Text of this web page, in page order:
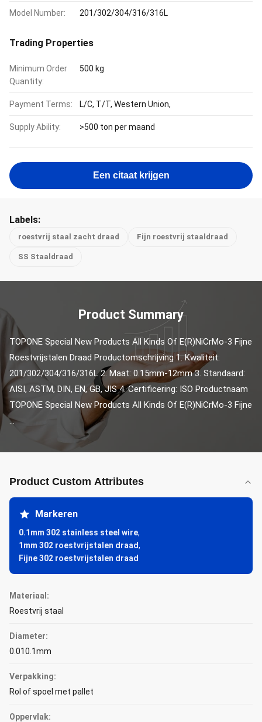
Model Number: 201/302/304/316/316L
Trading Properties
Minimum Order
Quantity:
500 kg
Payment Terms: L/C, T/T, Western Union,
Supply Ability: >500 ton per maand
Een citaat krijgen
Labels:
roestvrij staal zacht draad Fijn roestvrij staaldraad
SS Staaldraad
Product Summary
TOPONE Special New Products All Kinds Of E(R)NiCrMo-3 Fijne
Roestvrijstalen Draad Productomschrijving 1. Kwaliteit:
201/302/304/316/316L 2. Maat: 0.15mm-12mm 3. Standaard:
AISI, ASTM, DIN, EN, GB, JIS 4. Certificering: ISO Productnaam
TOPONE Special New Products All Kinds Of E(R)NiCrMo-3 Fijne
...
Product Custom Attributes
Markeren
0.1mm 302 stainless steel wire,
1mm 302 roestvrijstalen draad,
Fijne 302 roestvrijstalen draad
Materiaal:
Roestvrij staal
Diameter:
0.010.1mm
Verpakking:
Rol of spoel met pallet
Oppervlak: